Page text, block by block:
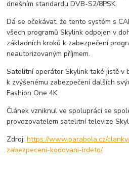
dnešním standardu DVB-S2/8PSK.
Dá se očekávat, že tento systém s
všech programů Skylink odpojen v
základních kroků k zabezpečení
neautorizovaným příjmem.
Satelitní operátor Skylink také jistě v
k zvýšenému zabezpečení dalších
Fashion One 4K.
Článek vzniknul ve spolupráci se
provozovatelem satelitní televize
Zdroj:https://www.parabola.cz/
zabezpeceni-kodovani-irdeto/